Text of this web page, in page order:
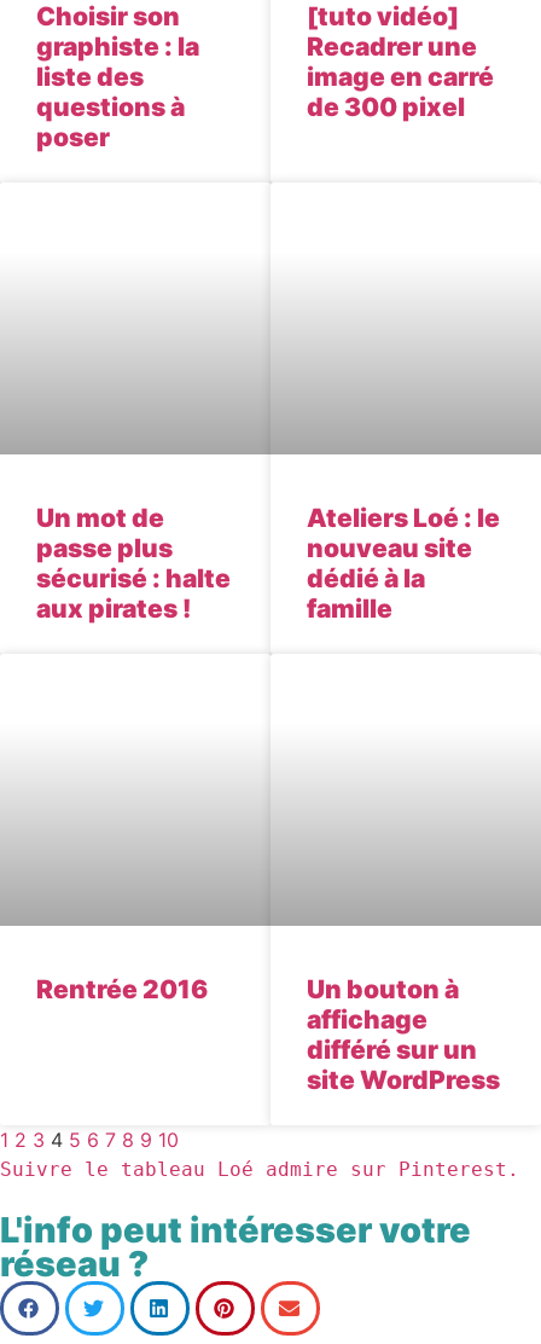
Choisir son
graphiste : la
liste des
questions à
poser
[tuto vidéo]
Recadrer une
image en carré
de 300 pixel
Un mot de
passe plus
sécurisé : halte
aux pirates !
Ateliers Loé : le
nouveau site
dédié à la
famille
Rentrée 2016
Un bouton à
affichage
différé sur un
site WordPress
1 2 3 4 5 6 7 8 9 10
Suivre le tableau Loé admire sur Pinterest.
L'info peut intéresser votre
réseau ?